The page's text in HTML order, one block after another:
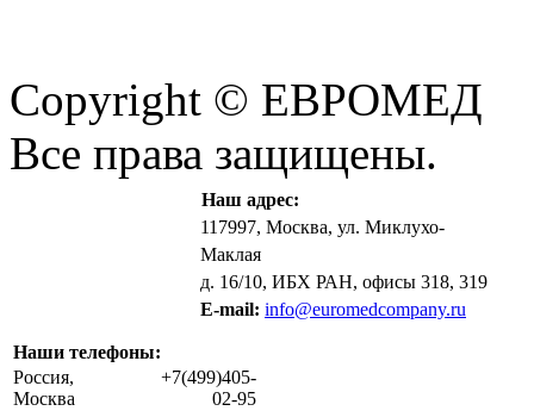
Copyright © ЕВРОМЕД
Все права защищены.
Наш адрес:
117997, Москва, ул. Миклухо-
Маклая
д. 16/10, ИБХ РАН, офисы 318, 319
E-mail: info@euromedcompany.ru
Наши телефоны:
Россия,
Москва
+7(499)405-
02-95